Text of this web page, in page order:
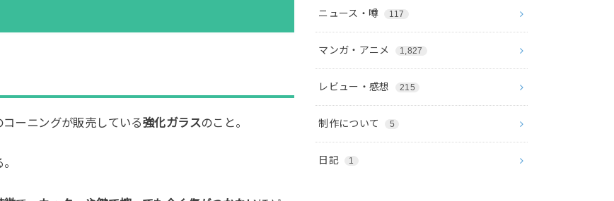
ーニングが販売している強化ガラスのこと。
ニュース・噂 117
マンガ・アニメ 1,827
レビュー・感想 215
制作について 5
日記 1